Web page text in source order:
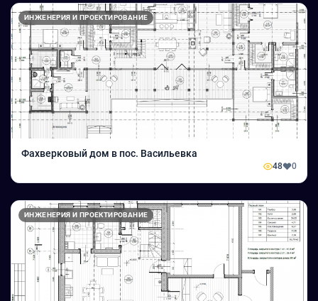
ИНЖЕНЕРИЯ И ПРОЕКТИРОВАНИЕ
Фахверковый дом в пос. Васильевка
48 0
ИНЖЕНЕРИЯ И ПРОЕКТИРОВАНИЕ